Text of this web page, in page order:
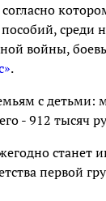
среди
войны,
.
с детьми:
- 912 тысяч
станет
первой